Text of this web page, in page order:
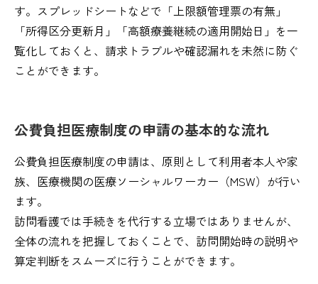
す。スプレッドシートなどで「上限額管理票の有無」
「所得区分更新月」「高額療養継続の適用開始日」を一
覧化しておくと、請求トラブルや確認漏れを未然に防ぐ
ことができます。
公費負担医療制度の申請の基本的な流れ
公費負担医療制度の申請は、原則として利用者本人や家
族、医療機関の医療ソーシャルワーカー（MSW）が行い
ます。
訪問看護では手続きを代行する立場ではありませんが、
全体の流れを把握しておくことで、訪問開始時の説明や
算定判断をスムーズに行うことができます。